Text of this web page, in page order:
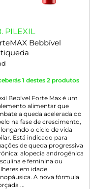
PILEXIL
Bebbível
1 destes 2 produtos
Bebível Forte Max é um
alimentar que
a queda acelerada do
na fase de crescimento,
o ciclo de vida
Está indicado para
de queda progressiva
alopecia androgénica
e feminina ou
em idade
A nova fórmula
...